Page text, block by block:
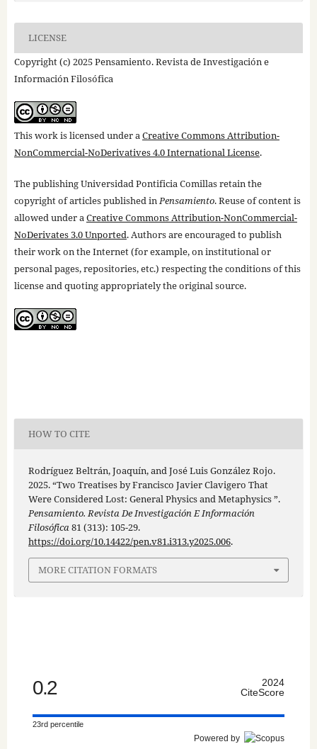
LICENSE
Copyright (c) 2025 Pensamiento. Revista de Investigación e
Información Filosófica
This work is licensed under aCreative Commons Attribution-
NonCommercial-NoDerivatives 4.0 International License.
The publishing Universidad Pontificia Comillas retain the
copyright of articles published inPensamiento. Reuse of content is
allowed under aCreative Commons Attribution-NonCommercial-
NoDerivates 3.0 Unported. Authors are encouraged to publish
their work on the Internet (for example, on institutional or
personal pages, repositories, etc.) respecting the conditions of this
license and quoting appropriately the original source.
HOW TO CITE
Rodríguez Beltrán, Joaquín, and José Luis González Rojo.
2025. “Two Treatises by Francisco Javier Clavigero That
Were Considered Lost: General Physics and Metaphysics ”.
Pensamiento. Revista De Investigación E Información
Filosófica81 (313): 105-29.
https://doi.org/10.14422/pen.v81.i313.y2025.006.
MORE CITATION FORMATS
0.2
2024
CiteScore
23rd percentile
Powered by